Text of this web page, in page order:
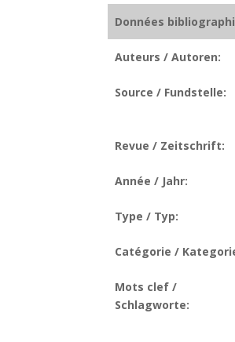
Données
Auteurs / Autoren:
Source / Fundstelle:
Revue / Zeitschrift:
Année / Jahr:
Type / Typ:
Catégorie /
Mots clef /
Schlagworte: